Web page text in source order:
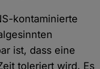
kontaminierte
ist, dass eine
toleriert wird. Es